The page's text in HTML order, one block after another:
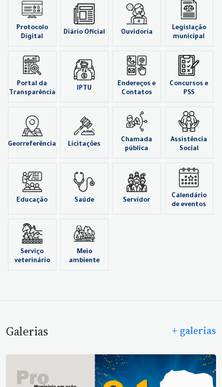
Protocolo
Digital
Diário Oficial Ouvidoria
Legislação
municipal
Portal da
Transparência
IPTU
Endereços e
Contatos
Concursos e
PSS
Georreferência Licitações
Chamada
pública
Assistência
Social
Educação Saúde Servidor
Calendário
de eventos
Serviço
veterinário
Meio
ambiente
Galerias + galerias